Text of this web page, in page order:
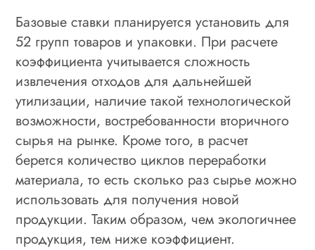
Базовые ставки планируется установить для
52 групп товаров и упаковки. При расчете
коэффициента учитывается сложность
извлечения отходов для дальнейшей
утилизации, наличие такой технологической
возможности, востребованности вторичного
сырья на рынке. Кроме того, в расчет
берется количество циклов переработки
материала, то есть сколько раз сырье можно
использовать для получения новой
продукции. Таким образом, чем экологичнее
продукция, тем ниже коэффициент.